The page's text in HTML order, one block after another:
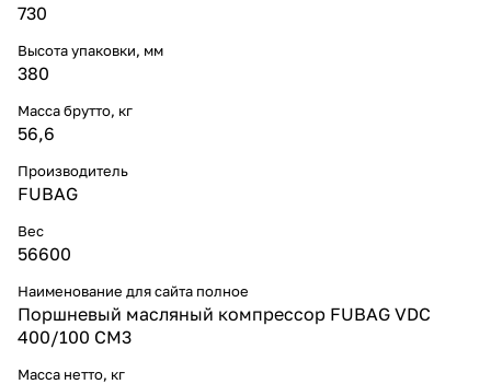
730
Высота упаковки, мм
380
Масса брутто, кг
56,6
Производитель
FUBAG
Вес
56600
Наименование для сайта полное
Поршневый масляный компрессор FUBAG VDC
400/100 CM3
Масса нетто, кг